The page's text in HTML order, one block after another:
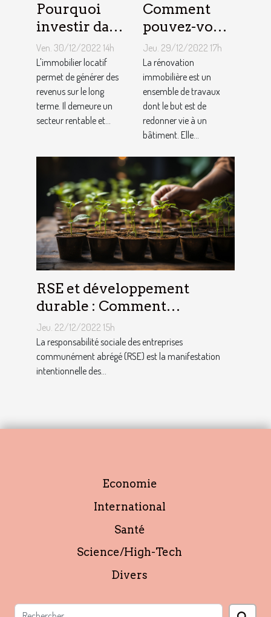
Pourquoi
investir dans
l'immobilier
?
Ven. 30/12/2022 14h
L'immobilier locatif
permet de générer des
revenus sur le long
terme. Il demeure un
secteur rentable et...
Comment
pouvez-vous
faire une
rénovation
immobilière
?
Jeu. 29/12/2022 17h
La rénovation
immobilière est un
ensemble de travaux
dont le but est de
redonner vie à un
bâtiment. Elle...
RSE et développement
durable : Comment
décrocher vite un emploi
avec ce profil ?
Jeu. 22/12/2022 15h
La responsabilité sociale des entreprises
communément abrégé (RSE) est la manifestation
intentionnelle des...
Economie
International
Santé
Science/High-Tech
Divers